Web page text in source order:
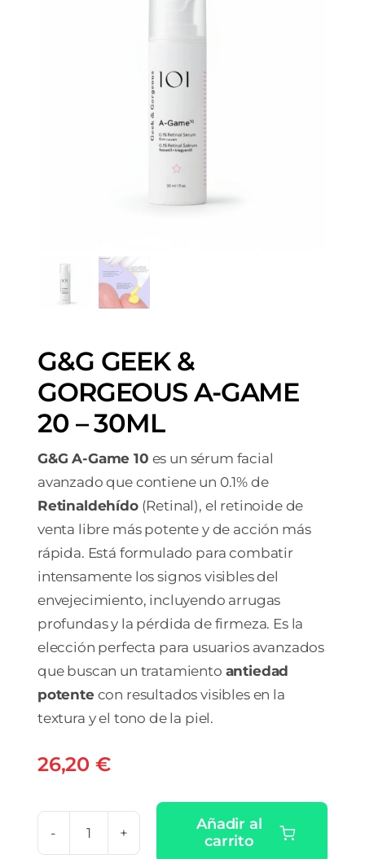
G&G GEEK &
GORGEOUS A-GAME
20 – 30ML
G&G A-Game 10 es un sérum facial
avanzado que contiene un 0.1% de
Retinaldehído(Retinal), el retinoide de
venta libre más potente y de acción más
rápida. Está formulado para combatir
intensamente los signos visibles del
envejecimiento, incluyendo arrugas
profundas y la pérdida de firmeza. Es la
elección perfecta para usuarios avanzados
que buscan un tratamiento antiedad
potentecon resultados visibles en la
textura y el tono de la piel.
26,20 €
G&G
Añadir al
carrito